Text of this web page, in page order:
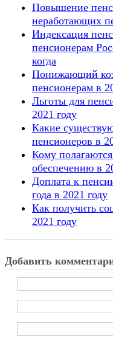
Повышение
неработающих
Индексация
пенсионерам
когда
Понижающий
пенсионерам в
Льготы для
2021 году
Какие
пенсионеров в
Кому
обеспечению в
Доплата к
года в 2021 году
Как получить
2021 году
Добавить